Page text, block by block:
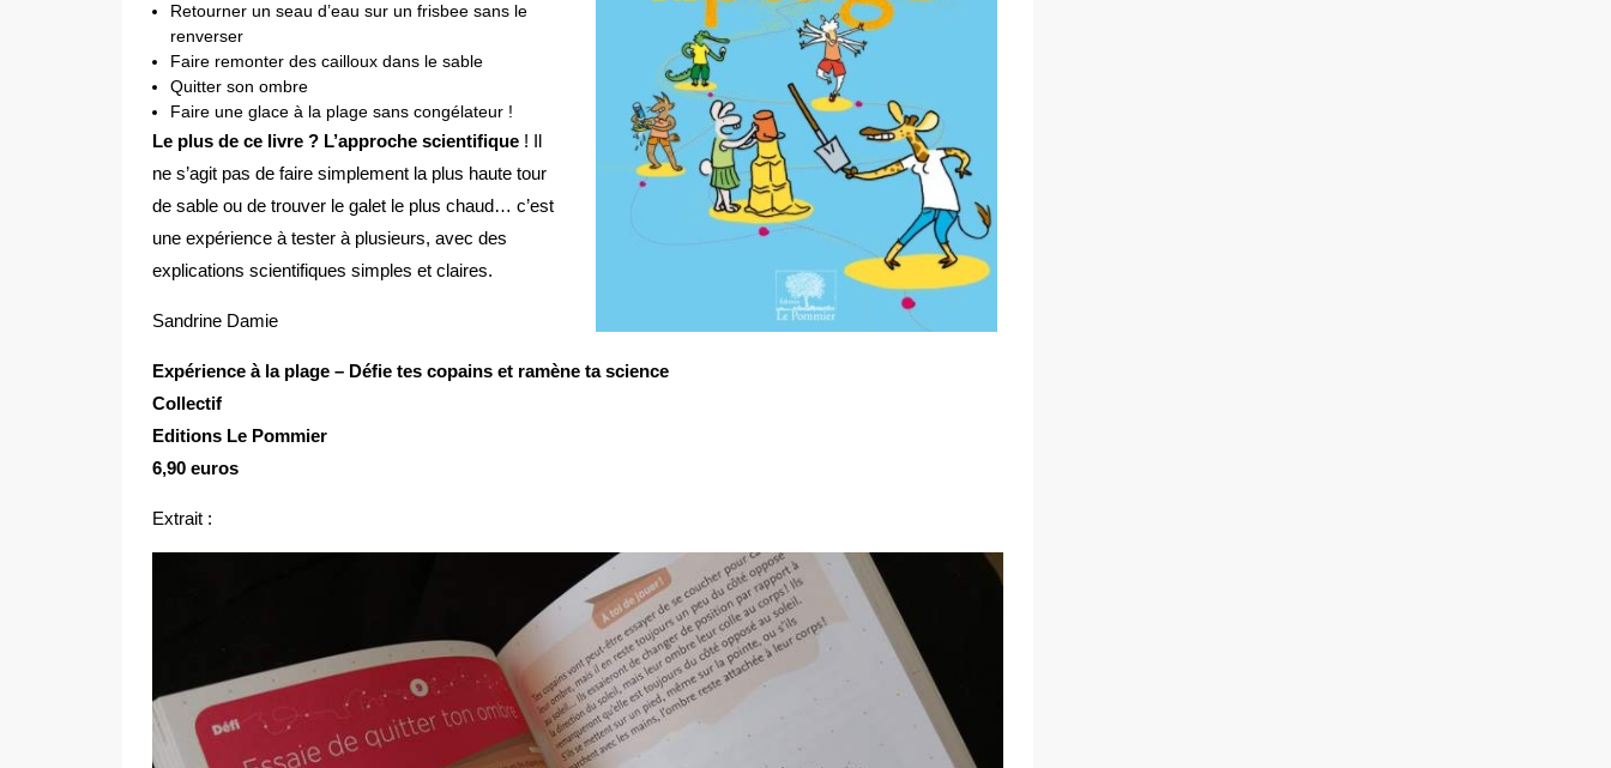
Retourner un seau d’eau sur un frisbee sans le
renverser
Faire remonter des cailloux dans le sable
Quitter son ombre
Faire une glace à la plage sans congélateur !
Le plus de ce livre ? L’approche scientifique ! Il
ne s’agit pas de faire simplement la plus haute tour
de sable ou de trouver le galet le plus chaud… c’est
une expérience à tester à plusieurs, avec des
explications scientifiques simples et claires.
Sandrine Damie
Expérience à la plage – Défie tes copains et ramène ta science
Collectif
Editions Le Pommier
6,90 euros
Extrait :